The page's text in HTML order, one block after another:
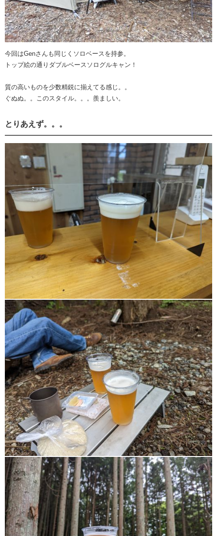
今回はGenさんも同じくソロベースを持参。
トップ絵の通りダブルベースソログルキャン！
質の高いものを少数精鋭に揃えてる感じ。。
ぐぬぬ。。このスタイル。。。羨ましい。
とりあえず。。。